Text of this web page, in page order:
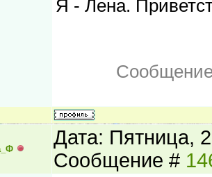
Я - Лена.
Дата: Пятница,
Сообщение #